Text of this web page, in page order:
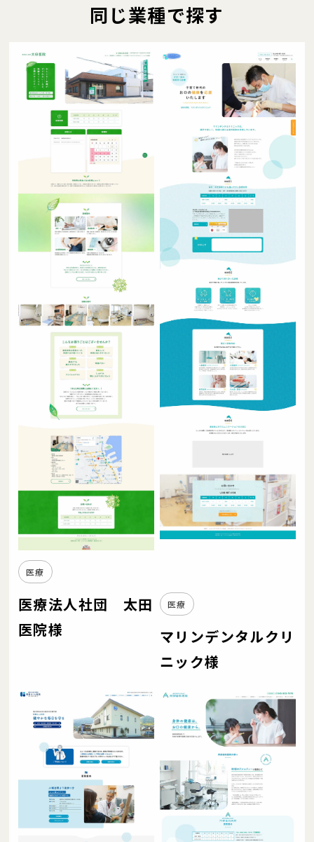
同じ業種で探す
医療
医療法人社団 太田
医院様
医療
マリンデンタルクリ
ニック様